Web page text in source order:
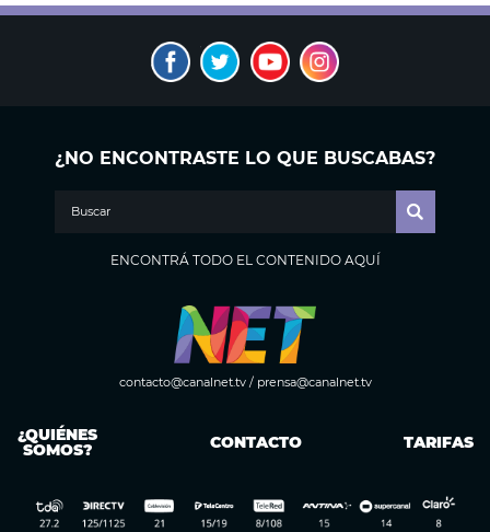
¿NO ENCONTRASTE LO QUE BUSCABAS?
ENCONTRÁ TODO EL CONTENIDO AQUÍ
contacto@canalnet.tv/ prensa@canalnet.tv
¿QUIÉNES
SOMOS? CONTACTO TARIFAS